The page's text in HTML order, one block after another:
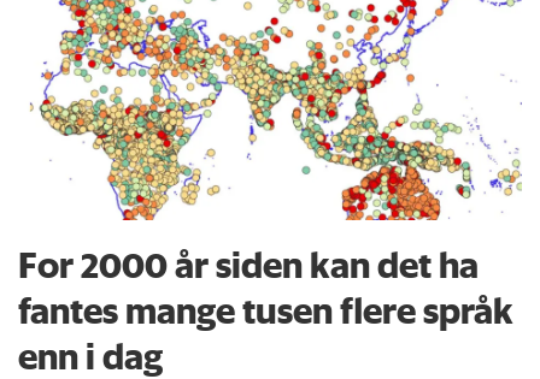
For 2000 år siden kan det ha
fantes mange tusen flere språk
enn i dag